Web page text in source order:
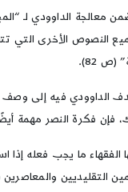
النصوص الأخرى
82).
الداوودي فيه إلى
فكرة النصر مهمة
ما يجب فعله